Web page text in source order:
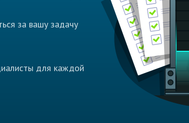
за вашу задачу
для каждой